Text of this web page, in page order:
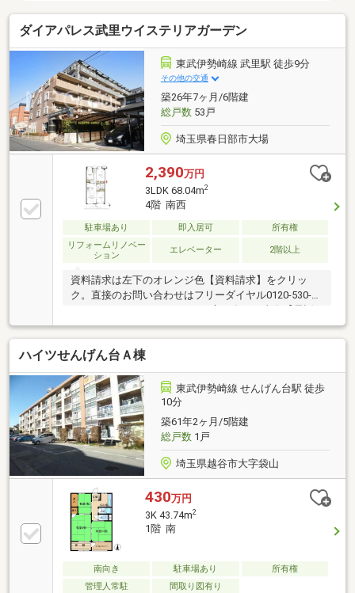
ダイアパレス武里ウイステリアガーデン
東武伊勢崎線 武里駅 徒歩9分
その他の交通
築26年7ヶ月/6階建
総戸数53戸
埼玉県春日部市大場
2,390万円
3LDK 68.04m2
4階 南西
駐車場あり 即入居可
所有権
リフォームリノベー
ション
エレベーター 2階以上
資料請求は左下のオレンジ色【資料請求】をクリッ
ク。直接のお問い合わせはフリーダイヤル0120-530-
で問い合わせ】をクリック）☆テレビで紹介された
【やどかリッチ】使えます！豊かに過ごすには【イン
テリア】家具や家電と【エクステリア】カーポートや
楽しめる庭、この充実度で変わってきます。これらを
一括で購入でき、その代金を住宅ローンに組み込むこ
とが可能なサービス、それがやどかリッチです。
ハイツせんげん台Ａ棟
東武伊勢崎線 せんげん台駅 徒歩
10分
築61年2ヶ月/5階建
総戸数1戸
埼玉県越谷市大字袋山
430万円
3K 43.74m2
1階 南
南向き 駐車場あり
所有権
管理人常駐
間取り図有り